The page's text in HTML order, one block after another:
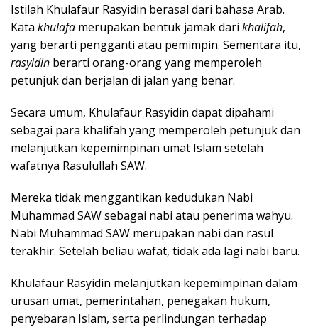
Istilah Khulafaur Rasyidin berasal dari bahasa Arab.
Kata khulafa merupakan bentuk jamak dari khalifah,
yang berarti pengganti atau pemimpin. Sementara itu,
rasyidin berarti orang-orang yang memperoleh
petunjuk dan berjalan di jalan yang benar.
Secara umum, Khulafaur Rasyidin dapat dipahami
sebagai para khalifah yang memperoleh petunjuk dan
melanjutkan kepemimpinan umat Islam setelah
wafatnya Rasulullah SAW.
Mereka tidak menggantikan kedudukan Nabi
Muhammad SAW sebagai nabi atau penerima wahyu.
Nabi Muhammad SAW merupakan nabi dan rasul
terakhir. Setelah beliau wafat, tidak ada lagi nabi baru.
Khulafaur Rasyidin melanjutkan kepemimpinan dalam
urusan umat, pemerintahan, penegakan hukum,
penyebaran Islam, serta perlindungan terhadap